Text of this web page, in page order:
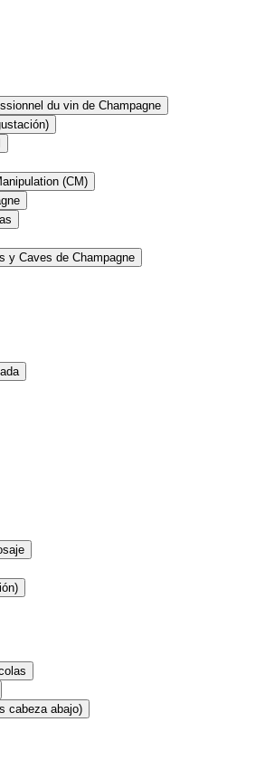
du vin de Champagne
(CM)
y Caves de Champagne
cabeza abajo)